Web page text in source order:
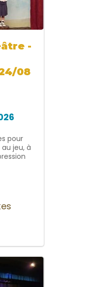
-
08
pour
jeu, à